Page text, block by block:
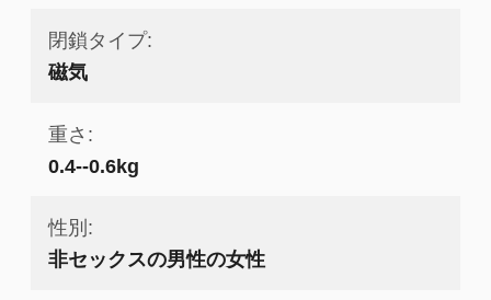
閉鎖タイプ:
磁気
重さ:
0.4--0.6kg
性別:
非セックスの男性の女性